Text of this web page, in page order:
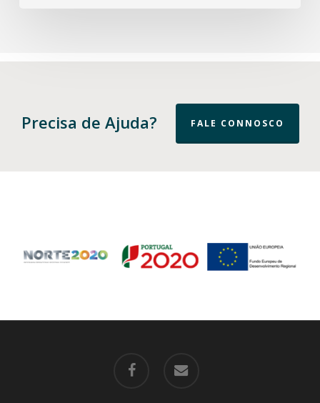
Precisa de Ajuda? FALE CONNOSCO
facebook